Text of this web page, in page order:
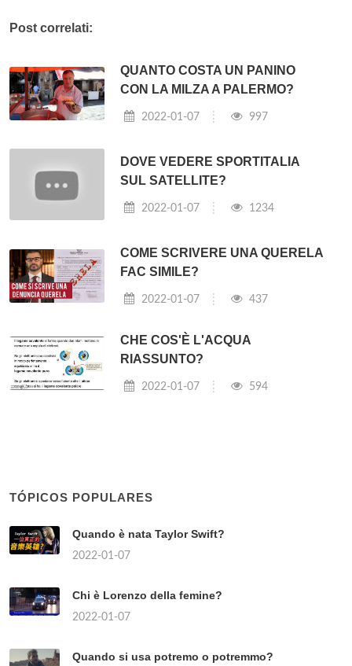
Post correlati:
QUANTO COSTA UN PANINO
CON LA MILZA A PALERMO?
2022-01-07 997
DOVE VEDERE SPORTITALIA
SUL SATELLITE?
2022-01-07 1234
COME SCRIVERE UNA QUERELA
FAC SIMILE?
2022-01-07 437
CHE COS'È L'ACQUA
RIASSUNTO?
2022-01-07 594
TÓPICOS POPULARES
Quando è nata Taylor Swift?
2022-01-07
Chi è Lorenzo della femine?
2022-01-07
Quando si usa potremo o potremmo?